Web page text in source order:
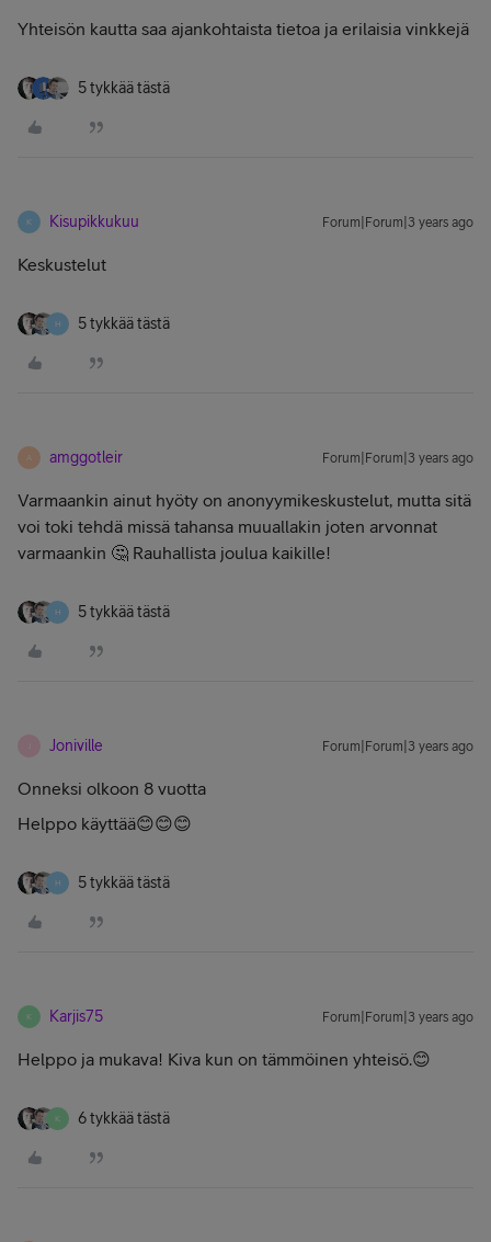
Yhteisön kautta saa ajankohtaista tietoa ja erilaisia vinkkejä
5 tykkää tästä
K Kisupikkukuu Forum|Forum|3 years ago
Keskustelut
H 5 tykkää tästä
A amggotleir Forum|Forum|3 years ago
Varmaankin ainut hyöty on anonyymikeskustelut, mutta sitä
voi toki tehdä missä tahansa muuallakin joten arvonnat
varmaankin 🤔 Rauhallista joulua kaikille!
H 5 tykkää tästä
Joniville Forum|Forum|3 years ago
Onneksi olkoon 8 vuotta
Helppo käyttää😊😊😊
H 5 tykkää tästä
K Karjis75 Forum|Forum|3 years ago
Helppo ja mukava! Kiva kun on tämmöinen yhteisö.😊
K 6 tykkää tästä